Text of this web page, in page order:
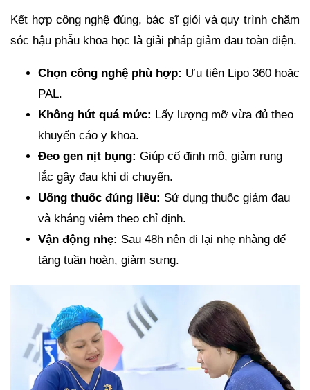
Kết hợp công nghệ đúng, bác sĩ giỏi và quy trình chăm
sóc hậu phẫu khoa học là giải pháp giảm đau toàn diện.
Chọn công nghệ phù hợp: Ưu tiên Lipo 360 hoặc
PAL.
Không hút quá mức: Lấy lượng mỡ vừa đủ theo
khuyến cáo y khoa.
Đeo gen nịt bụng: Giúp cố định mô, giảm rung
lắc gây đau khi di chuyển.
Uống thuốc đúng liều: Sử dụng thuốc giảm đau
và kháng viêm theo chỉ định.
Vận động nhẹ: Sau 48h nên đi lại nhẹ nhàng để
tăng tuần hoàn, giảm sưng.